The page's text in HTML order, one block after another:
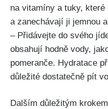
na vitamíny a tuky,
a zanechávají ji jemnou
– ​Přidávejte do ⁢svého
obsahují⁤ hodně vody,
pomeranče. Hydratace
důležité dostatečně pít
Dalším důležitým